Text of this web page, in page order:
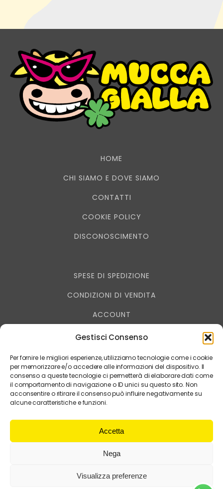
Gestisci Consenso
Per fornire le migliori esperienze, utilizziamo tecnologie come i cookie
per memorizzare e/o accedere alle informazioni del dispositivo. Il
consenso a queste tecnologie ci permetterà di elaborare dati come
il comportamento di navigazione o ID unici su questo sito. Non
acconsentire o ritirare il consenso può influire negativamente su
alcune caratteristiche e funzioni.
Accetta
Nega
Visualizza preferenze
HOME
CHI SIAMO E DOVE SIAMO
CONTATTI
COOKIE POLICY
DISCONOSCIMENTO
SPESE DI SPEDIZIONE
CONDIZIONI DI VENDITA
ACCOUNT
RESO - RECESSO
PRIVACY
muccagialla è un marchio DIGITAL SERVICE IMAGE